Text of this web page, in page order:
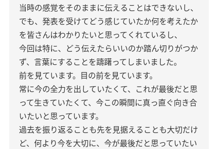
当時の感覚をそのままに伝えることはできないし、
でも、発表を受けてどう感じていたか何を考えたか
を皆さんはわかりたいと思ってくれているし、
今回は特に、どう伝えたらいいのか踏ん切りがつか
ず、言葉にすることを躊躇ってしまいました。
前を見ています。目の前を見ています。
常に今の全力を出していたくて、これが最後だと思
って生きていたくて、今この瞬間に真っ直ぐ向き合
いたいと思っています。
過去を振り返ることも先を見据えることも大切だけ
ど、何より今を大切に、今が最後だと思っていたい